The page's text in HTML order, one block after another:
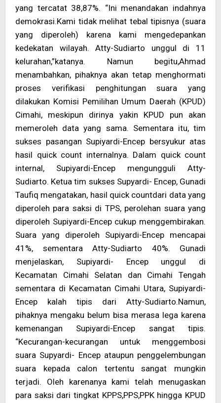
yang tercatat 38,87%. “Ini menandakan indahnya
demokrasi.Kami tidak melihat tebal tipisnya (suara
yang diperoleh) karena kami mengedepankan
kedekatan wilayah. Atty-Sudiarto unggul di 11
kelurahan,”katanya. Namun begitu,Ahmad
menambahkan, pihaknya akan tetap menghormati
proses verifikasi penghitungan suara yang
dilakukan Komisi Pemilihan Umum Daerah (KPUD)
Cimahi, meskipun dirinya yakin KPUD pun akan
memeroleh data yang sama. Sementara itu, tim
sukses pasangan Supiyardi-Encep bersyukur atas
hasil quick count internalnya. Dalam quick count
internal, Supiyardi-Encep mengungguli Atty-
Sudiarto. Ketua tim sukses Supyardi- Encep, Gunadi
Taufiq mengatakan, hasil quick countdari data yang
diperoleh para saksi di TPS, perolehan suara yang
diperoleh Supiyardi-Encep cukup menggembirakan.
Suara yang diperoleh Supiyardi-Encep mencapai
41%, sementara Atty-Sudiarto 40%. Gunadi
menjelaskan, Supiyardi- Encep unggul di
Kecamatan Cimahi Selatan dan Cimahi Tengah
sementara di Kecamatan Cimahi Utara, Supiyardi-
Encep kalah tipis dari Atty-Sudiarto.Namun,
pihaknya mengaku belum bisa merasa lega karena
kemenangan Supiyardi-Encep sangat tipis.
“Kecurangan-kecurangan untuk menggembosi
suara Supyardi- Encep ataupun penggelembungan
suara kepada calon tertentu sangat mungkin
terjadi. Oleh karenanya kami telah menugaskan
para saksi dari tingkat KPPS,PPS,PPK hingga KPUD